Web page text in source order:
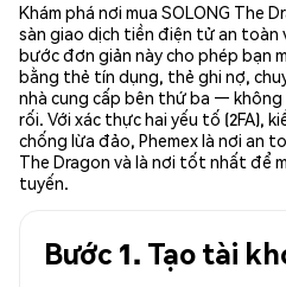
Khám phá nơi mua SOLONG The
sàn giao dịch tiền điện tử an toàn
bước đơn giản này cho phép bạn
bằng thẻ tín dụng, thẻ ghi nợ,
nhà cung cấp bên thứ ba —
rối. Với xác thực hai yếu tố (2FA),
chống lừa đảo, Phemex là nơi an
The Dragon và là nơi tốt nhất để
tuyến.
Bước 1. Tạo tài